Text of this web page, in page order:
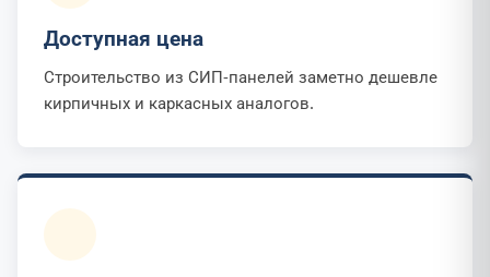
Доступная цена
Строительство из СИП-панелей заметно дешевле
кирпичных и каркасных аналогов.